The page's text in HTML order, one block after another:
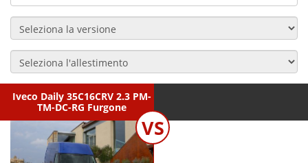
Iveco Daily 35C16CRV 2.3 PM-
TM-DC-RG Furgone
VS